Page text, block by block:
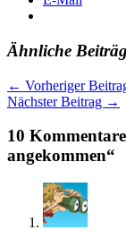
Ähnliche
← Vorheriger
Nächster Beitrag →
10
angekommen“